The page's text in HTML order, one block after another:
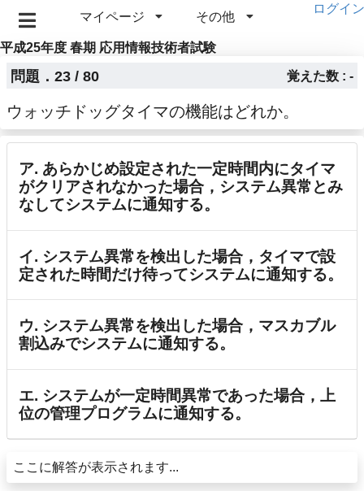
マイページ その他
ログイン
平成25年度 春期 応用情報技術者試験
問題．23 / 80 覚えた数 : -
ウォッチドッグタイマの機能はどれか。
ア. あらかじめ設定された一定時間内にタイマ
がクリアされなかった場合，システム異常とみ
なしてシステムに通知する。
イ. システム異常を検出した場合，タイマで設
定された時間だけ待ってシステムに通知する。
ウ. システム異常を検出した場合，マスカブル
割込みでシステムに通知する。
エ. システムが一定時間異常であった場合，上
位の管理プログラムに通知する。
ここに解答が表示されます...